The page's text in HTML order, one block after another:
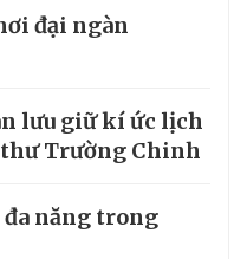
đại ngàn
lưu giữ kí ức lịch
thư Trường Chinh
đa năng trong